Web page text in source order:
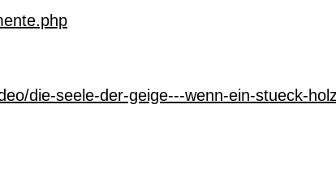
die-seele-der-geige---wenn-ein-stueck-